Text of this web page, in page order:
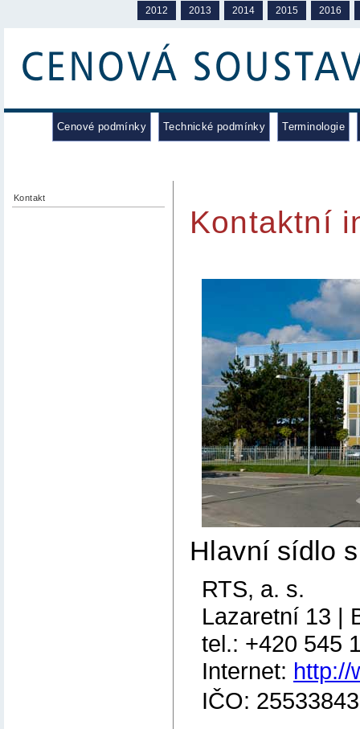
2012 2013 2014 2015 2016
Cenové podmínky Technické podmínky Terminologie
Kontakt
Kontaktní
Hlavní sídlo
RTS, a. s.
Lazaretní 13 |
tel.: +420 545
Internet: http://
IČO: